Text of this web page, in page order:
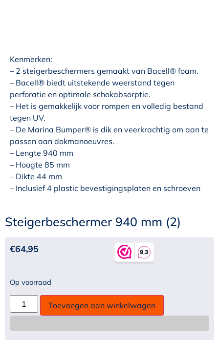
Kenmerken:
– 2 steigerbeschermers gemaakt van Bacell® foam.
– Bacell® biedt uitstekende weerstand tegen
perforatie en optimale schokabsorptie.
– Het is gemakkelijk voor rompen en volledig bestand
tegen UV.
– De Marina Bumper® is dik en veerkrachtig om aan te
passen aan dokmanoeuvres.
– Lengte 940 mm
– Hoogte 85 mm
– Dikte 44 mm
– Inclusief 4 plastic bevestigingsplaten en schroeven
Steigerbeschermer 940 mm (2)
€64,95
Op voorraad
Toevoegen aan winkelwagen